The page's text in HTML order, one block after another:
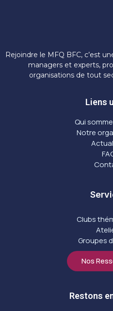
Rejoindre le MFQ BFC, c’est
managers et experts,
organisations de tout
Liens
Qui
Notre
Clubs
Groupes
Nos
Restons